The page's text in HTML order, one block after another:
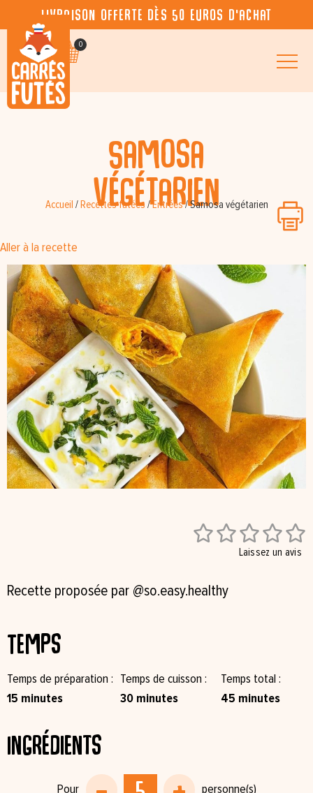
Livraison offerte dès 50 euros d’achat
0
Samosa
végétarien
Accueil / Recettes futées /Entrées/Samosa végétarien
Aller à la recette

Laissez un avis
Recette proposée par @so.easy.healthy
Temps
Temps de préparation
15 minutes
Temps de cuisson
30 minutes
Temps total
45 minutes
Ingrédients